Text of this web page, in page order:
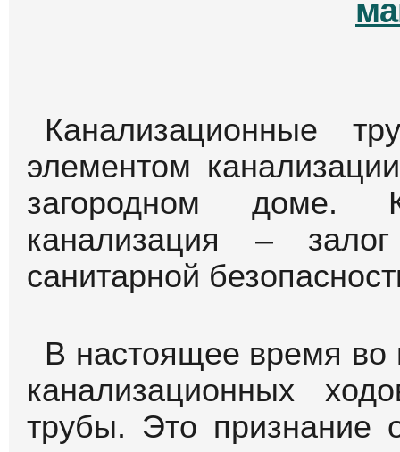
Унитаз-компакт
роспись "КОТ С
БАБОЧКОЙ" СТАНДАРТ
Перейти в раздел